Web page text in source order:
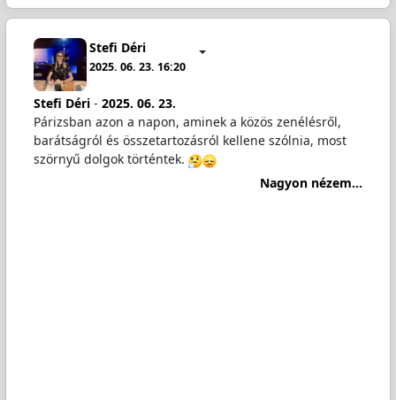
Stefi Déri
2025. 06. 23. 16:20
Stefi Déri- 2025. 06. 23.
Párizsban azon a napon, aminek a közös zenélésről,
barátságról és összetartozásról kellene szólnia, most
szörnyű dolgok történtek.
Nagyon nézem...